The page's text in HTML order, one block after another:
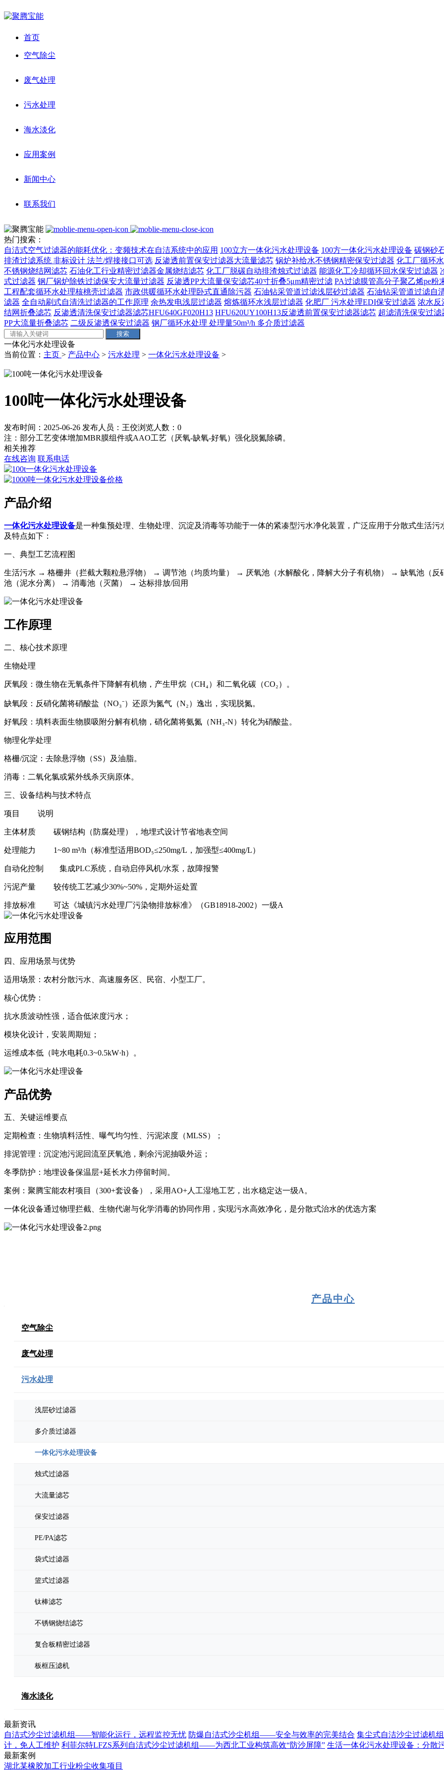
首页
空气除尘
废气处理
污水处理
海水淡化
应用案例
新闻中心
联系我们
热门搜索：
自洁式空气过滤器的能耗优化：变频技术在自洁系统中的应用 100立方一体化污水处理设备 100方一体化污水处理设备 碳钢砂
排渣过滤系统 非标设计 法兰/焊接接口可选‌ 反渗透前置保安过滤器大流量滤芯 锅炉补给水不锈钢精密保安过滤器 化工厂循环
不锈钢烧结网滤芯 石油化工行业精密过滤器金属烧结滤芯 化工厂脱碳自动排渣烛式过滤器 能源化工冷却循环回水保安过滤器
式过滤器 钢厂锅炉除铁过滤保安大流量过滤器 反渗透PP大流量保安滤芯40寸折叠5μm精密过滤 PA过滤膜管高分子聚乙烯pe粉
工程配套循环水处理核桃壳过滤器 市政供暖循环水处理卧式直通除污器 石油钻采管道过滤浅层砂过滤器 石油钻采管道过滤自
滤器 全自动刷式自清洗过滤器的工作原理 余热发电浅层过滤器 熔炼循环水浅层过滤器 化肥厂 污水处理EDI保安过滤器 浓水反
结网折叠滤芯 反渗透清洗保安过滤器滤芯HFU640GF020H13 HFU620UY100H13反渗透前置保安过滤器滤芯 超滤清洗保安过滤
PP大流量折叠滤芯 二级反渗透保安过滤器 钢厂循环水处理 处理量50m³/h 多介质过滤器
一体化污水处理设备
当前位置： 主页 > 产品中心 > 污水处理 > 一体化污水处理设备 >
100吨一体化污水处理设备
发布时间：2025-06-26 发布人员：王佼浏览人数： 0
注‌：部分工艺变体增加MBR膜组件或AAO工艺（厌氧-缺氧-好氧）强化脱氮除磷。
相关推荐
在线咨询 联系电话
产品介绍
一体化污水处理设备是一种集预处理、生物处理、沉淀及消毒等功能于一体的紧凑型污水净化装置，广泛应用于分散式生活
及特点如下：
一、典型工艺流程图‌
生活污水 → ‌格栅井‌（拦截大颗粒悬浮物） → ‌调节池‌（均质均量） → ‌厌氧池‌（水解酸化，降解大分子有机物） → ‌缺氧池‌（
池‌（泥水分离） → ‌消毒池‌（灭菌） → ‌达标排放/回用‌
工作原理
二、核心技术原理‌
生物处理‌
厌氧段‌：微生物在无氧条件下降解有机物，产生甲烷（CH₄）和二氧化碳（CO₂）。
缺氧段‌：反硝化菌将硝酸盐（NO₃⁻）还原为氮气（N₂）逸出，实现脱氮。
好氧段‌：填料表面生物膜吸附分解有机物，硝化菌将氨氮（NH₃-N）转化为硝酸盐。
物理化学处理‌
格栅/沉淀‌：去除悬浮物（SS）及油脂。
消毒‌：二氧化氯或紫外线杀灭病原体。
三、设备结构与技术特点‌
项目‌ ‌说明‌
主体材质‌ 碳钢结构（防腐处理），地埋式设计节省地表空间
处理能力‌ 1~80 m³/h（标准型适用BOD₅≤250mg/L，加强型≤400mg/L）
自动化控制‌ 集成PLC系统，自动启停风机/水泵，故障报警
污泥产量‌ 较传统工艺减少30%~50%，定期外运处置
排放标准‌ 可达《城镇污水处理厂污染物排放标准》（GB18918-2002）一级A
应用范围
四、应用场景与优势‌
适用场景‌：农村分散污水、高速服务区、民宿、小型工厂。
核心优势‌：
抗水质波动性强，适合低浓度污水；
模块化设计，安装周期短；
运维成本低（吨水电耗0.3~0.5kW·h）。
产品优势
五、关键运维要点‌
定期检查‌：生物填料活性、曝气均匀性、污泥浓度（MLSS）；
排泥管理‌：沉淀池污泥回流至厌氧池，剩余污泥抽吸外运；
冬季防护‌：地埋设备保温层+延长水力停留时间。
案例‌：聚腾宝能农村项目（300+套设备），采用AO+人工湿地工艺，出水稳定达一级A。
一体化设备通过物理拦截、生物代谢与化学消毒的协同作用，实现污水高效净化，是分散式治水的优选方案
产品中心
空气除尘
废气处理
污水处理
浅层砂过滤器
多介质过滤器
一体化污水处理设备
烛式过滤器
大流量滤芯
保安过滤器
PE/PA滤芯
袋式过滤器
篮式过滤器
钛棒滤芯
不锈钢烧结滤芯
复合板精密过滤器
板框压滤机
海水淡化
最新资讯
自洁式沙尘过滤机组——智能化运行，远程监控无忧 防爆自洁式沙尘机组——安全与效率的完美结合 集尘式自洁沙尘过滤机
计，免人工维护 利菲尔特LFZS系列自洁式沙尘过滤机组——为西北工业构筑高效“防沙屏障” 生活一体化污水处理设备：分散
最新案例
湖北某橡胶加工行业粉尘收集项目